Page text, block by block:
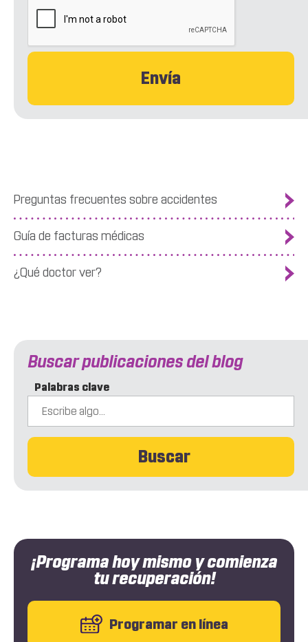
Preguntas frecuentes sobre accidentes
Guía de facturas médicas
¿Qué doctor ver?
¡Programa hoy mismo y comienza
tu recuperación!
Programar en línea
Buscar publicaciones del blog
Palabras clave
Buscar